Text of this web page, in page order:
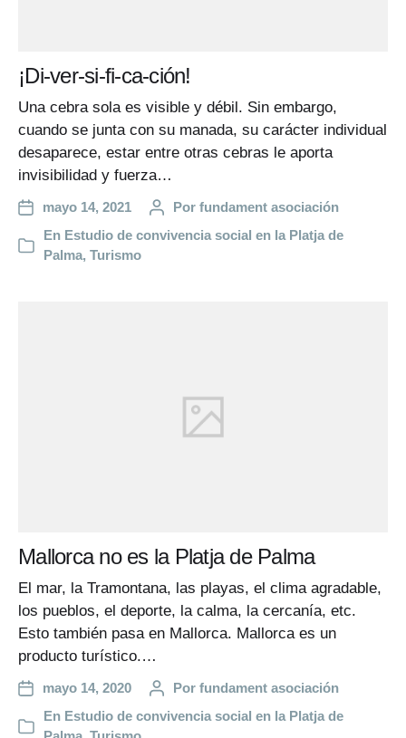
¡Di-ver-si-fi-ca-ción!
Una cebra sola es visible y débil. Sin embargo,
cuando se junta con su manada, su carácter individual
desaparece, estar entre otras cebras le aporta
invisibilidad y fuerza…
mayo 14, 2021 Por fundament asociación
En Estudio de convivencia social en la Platja de
Palma, Turismo
Mallorca no es la Platja de Palma
El mar, la Tramontana, las playas, el clima agradable,
los pueblos, el deporte, la calma, la cercanía, etc.
Esto también pasa en Mallorca. Mallorca es un
producto turístico.…
mayo 14, 2020 Por fundament asociación
En Estudio de convivencia social en la Platja de